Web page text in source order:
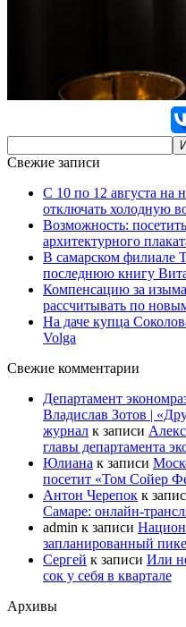
Свежие записи
С 10 по 12 августа на
отключать холодную
Возможность:
архитектурного
В самарском филиале
последнюю книгу
Компенсацию за
рассчитывать по
На даче купца
Volga
Свежие комментарии
Департамент
Владислав Зотов |
журнал к записи
главы департамента
Юлиана к записи
посетит «Том Сойер
Антон Черепок к
Самаре: онлайн-
admin к записи
запланированный
Сергей к записи Или
сок у себя в квартале
Архивы